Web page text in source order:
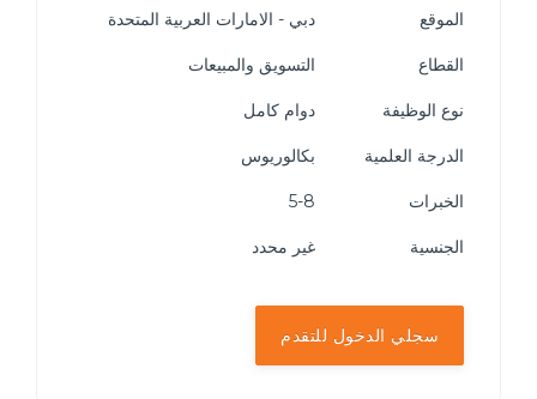
الموقع دبي - الامارات العربية المتحدة
القطاع التسويق والمبيعات
نوع الوظيفة دوام كامل
الدرجة العلمية بكالوريوس
الخبرات
الجنسية غير محدد
سجلي الدخول للتقدم